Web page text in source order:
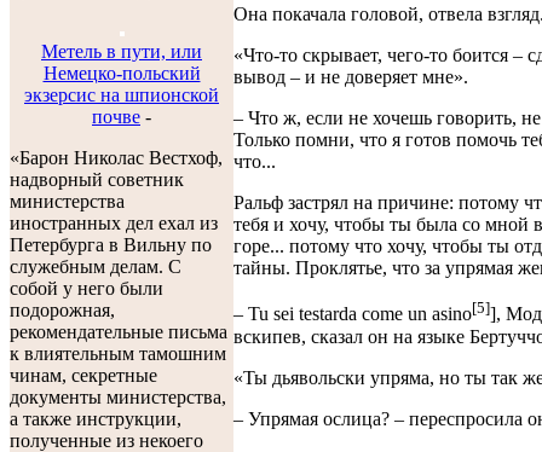
Метель в пути, или
Немецко-польский
экзерсис на шпионской
почве -
«Барон Николас Вестхоф,
надворный советник
министерства
иностранных дел ехал из
Петербурга в Вильну по
служебным делам. С
собой у него были
подорожная,
рекомендательные письма
к влиятельным тамошним
чинам, секретные
документы министерства,
а также инструкции,
полученные из некоего
Она покачала головой, отвела
«Что-то скрывает, чего-то боится –
вывод – и не доверяет мне».
– Что ж, если не хочешь говорить,
Только помни, что я готов помочь
что...
Ральф застрял на причине: потому
тебя и хочу, чтобы ты была со мной
горе... потому что хочу, чтобы ты
тайны. Проклятье, что за упрямая
– Tu sei testardа come un asino[5]],
вскипев, сказал он на языке
«Ты дьявольски упряма, но ты так
– Упрямая ослица? – переспросила